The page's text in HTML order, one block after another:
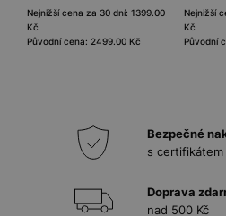
Nejnižší cena za 30 dní: 1399.00
Kč
Původní cena: 2499.00 Kč
Nejnižší
Kč
Původní
Bezpečné
s certifikátem
Doprava
nad 500 Kč